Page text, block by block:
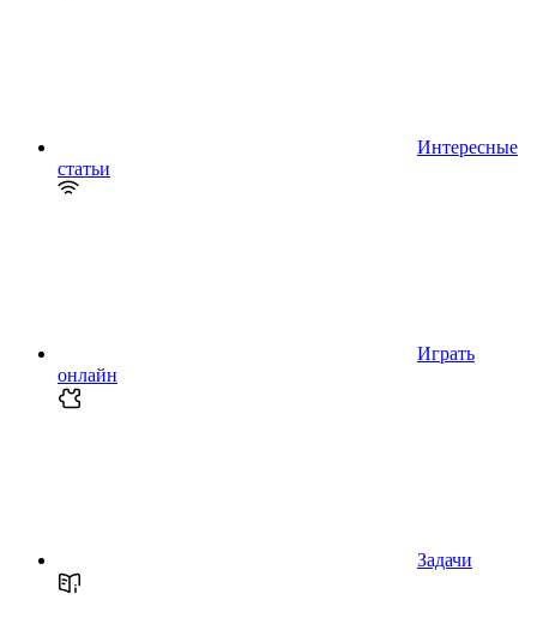
Интересные
статьи
Играть
онлайн
Задачи